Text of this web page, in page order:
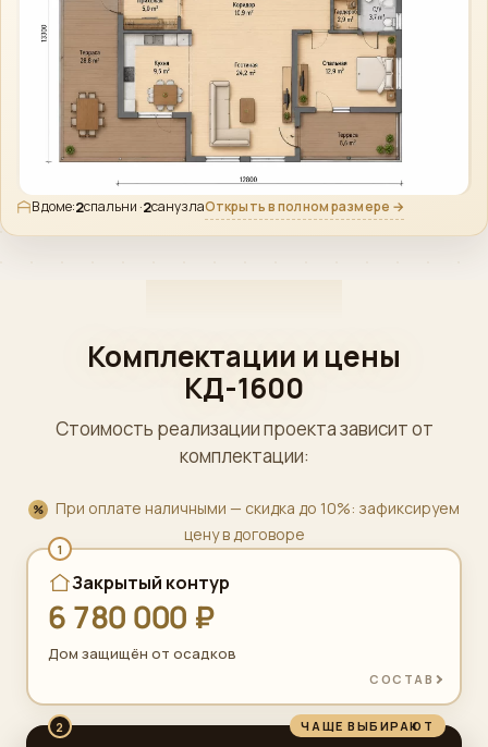
В доме:2спальни ·2санузлаОткрыть в полном размере →
Комплектации и цены
КД-1600
Стоимость реализации проекта зависит от
комплектации:
При оплате наличными — скидка до 10%: зафиксируем
цену в договоре
1
Закрытый контур
6 780 000 ₽
Дом защищён от осадков
СОСТАВ
2 ЧАЩЕ ВЫБИРАЮТ